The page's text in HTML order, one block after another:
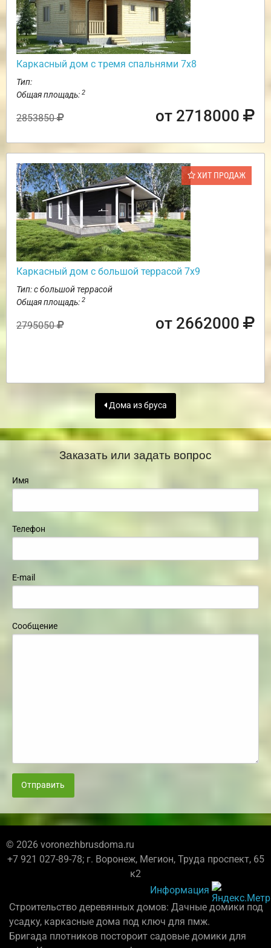
Каркасный дом с тремя спальнями 7х8
Тип:
Общая площадь: 2
2853850 от 2718000
ХИТ ПРОДАЖ
Каркасный дом с большой террасой 7х9
Тип: с большой террасой
Общая площадь: 2
2795050 от 2662000
Дома из бруса
Заказать или задать вопрос
Имя
Телефон
E-mail
Сообщение
Отправить
© 2026 voronezhbrusdoma.ru
+7 921 027-89-78; г. Воронеж, Мегион, Труда проспект, 65
к2
Информация
Строительство деревянных домов: Дачные домики под
усадку, каркасные дома под ключ для пмж.
Бригада плотников постороит садовые домики для